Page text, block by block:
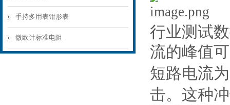
手持多用表钳形表
微欧计标准电阻
行业测试
流的峰值
短路电流为
击。这种